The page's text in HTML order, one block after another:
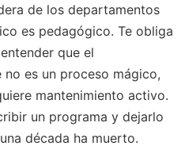
de los departamentos
es pedagógico. Te obliga
que el
es un proceso mágico,
mantenimiento activo.
un programa y dejarlo
década ha muerto.